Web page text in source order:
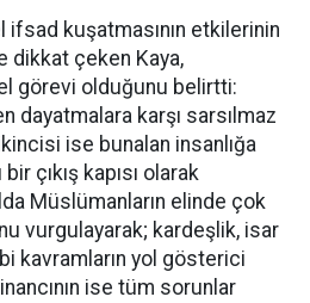
ifsad kuşatmasının etkilerinin
dikkat çeken Kaya,
görevi olduğunu belirtti:
dayatmalara karşı sarsılmaz
ise bunalan insanlığa
çıkış kapısı olarak
Müslümanların elinde çok
vurgulayarak; kardeşlik, isar
kavramların yol gösterici
ise tüm sorunlar